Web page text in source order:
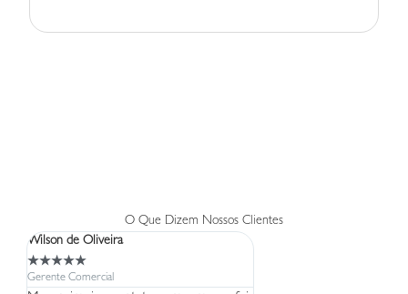
O Que Dizem Nossos Clientes
Wilson de Oliveira
★★★★★
Gerente Comercial